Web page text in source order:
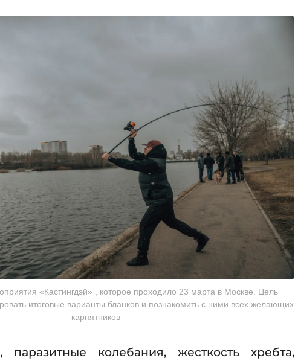
«Кастингдэй» , которое проходило 23 марта в Москве. Цель
итоговые варианты бланков и познакомить с ними всех желающих
карпятников
паразитные колебания, жесткость хребта,